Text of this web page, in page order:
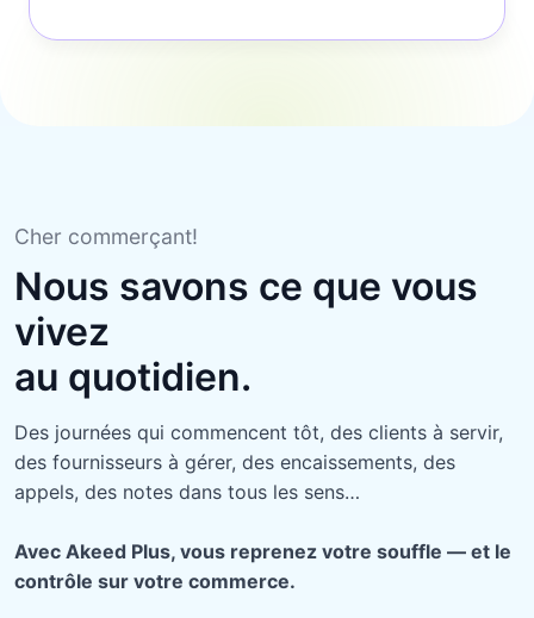
Cher commerçant!
Nous savons ce que vous
vivez
au quotidien.
Des journées qui commencent tôt, des clients à servir,
des fournisseurs à gérer, des encaissements, des
appels, des notes dans tous les sens…
Avec Akeed Plus, vous reprenez votre souffle — et le
contrôle sur votre commerce.